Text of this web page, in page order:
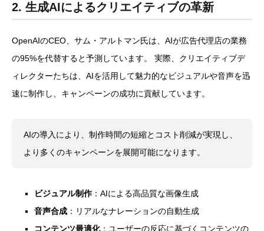
2. 生成AIによるクリエイティブの革新
OpenAIのCEO、サム・アルトマン氏は、AIが広告代理店の業務
の95%を代替すると予測しています。 実際、クリエイティブデ
ィレクターたちは、AIを活用して魅力的なビジュアルや音声を迅
速に制作し、キャンペーンの成功に貢献しています。
AIの導入により、制作時間の短縮とコスト削減が実現し、
より多くのキャンペーンを展開可能になります。
ビジュアル制作：AIによる高品質な画像生成
音声合成 ：リアルなナレーションの自動生成
コンテンツ最適化：ユーザーの反応に基づくコンテンツの